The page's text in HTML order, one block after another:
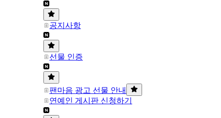
공지사항
선물 인증
팬마음 광고 선물 안내
연예인 게시판 신청하기